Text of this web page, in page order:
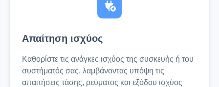
Απαίτηση ισχύος
Καθορίστε τις ανάγκες ισχύος της συσκευής ή του
συστήματός σας, λαμβάνοντας υπόψη τις
απαιτήσεις τάσης, ρεύματος και εξόδου ισχύος